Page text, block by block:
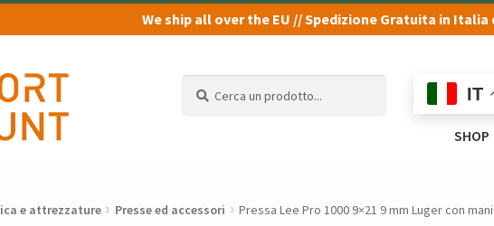
We ship all over the EU // Spedizione Gratuita in Italia
IT
SHOP
e attrezzature Presse ed accessori Pressa Lee Pro 1000 9×21 9 mm Luger con